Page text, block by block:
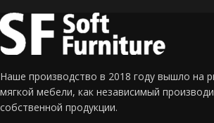
Наше производство в 2018 году вышло на
мягкой мебели, как независимый
собственной продукции.